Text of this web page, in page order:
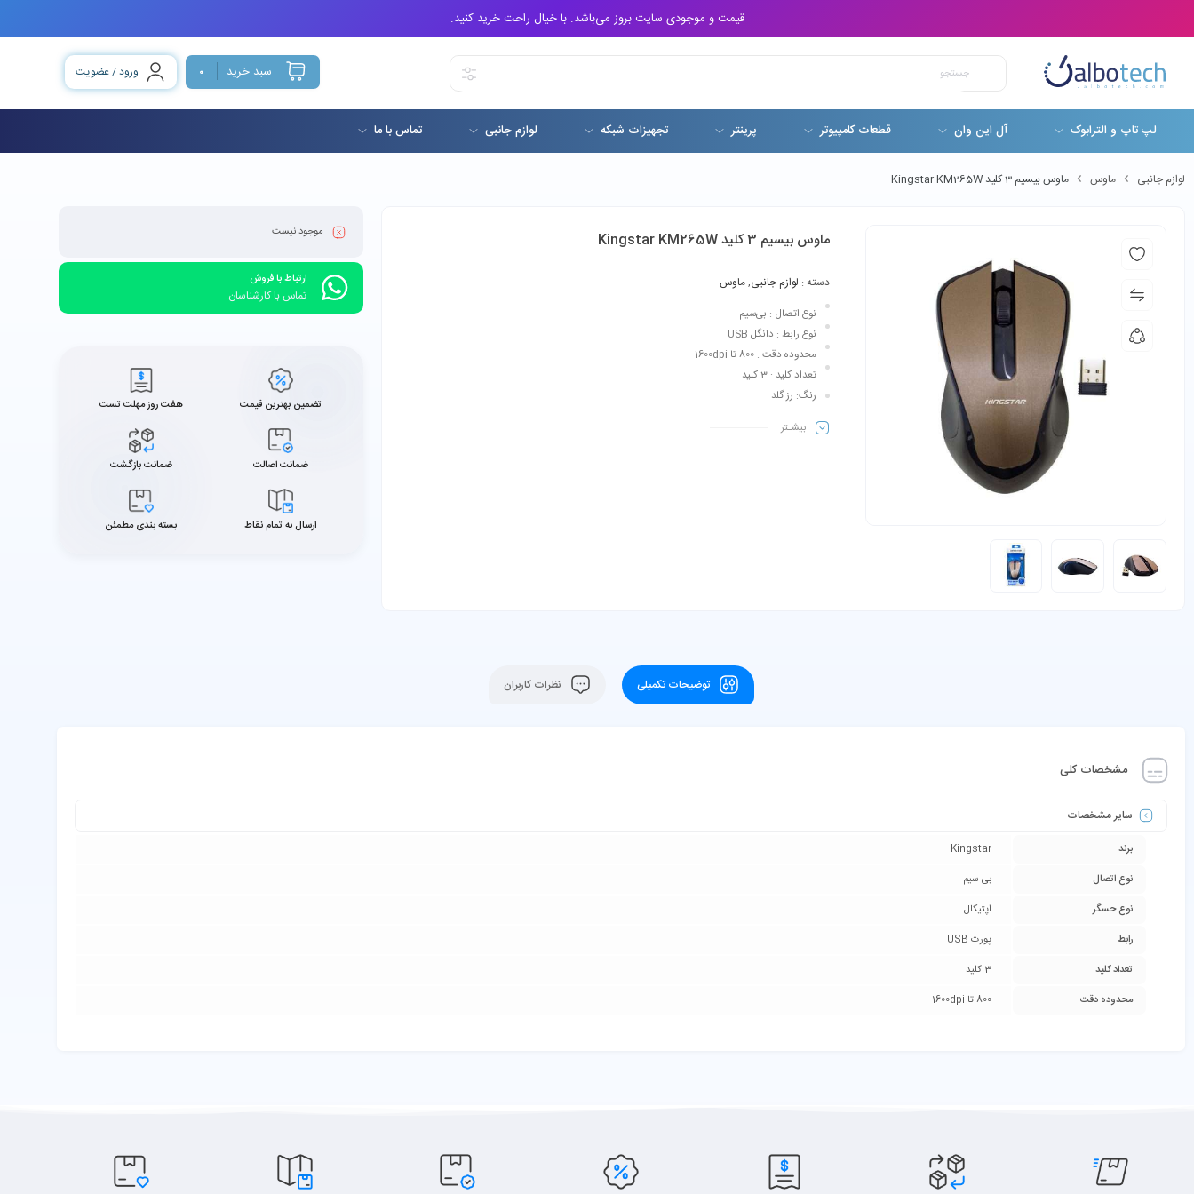
قیمت و موجودی سایت بروز می‌باشد. با خیال راحت خرید کنید.
سبد خرید 0 ورود / عضویت
لپ تاپ و الترابوک آل این وان قطعات کامپیوتر پرینتر تجهیزات شبکه لوازم جانبی تماس با ما
لوازم جانبی ماوس ماوس بیسیم 3 کلید Kingstar KM265W
ماوس بیسیم 3 کلید Kingstar KM265W
دسته : لوازم جانبی,ماوس
نوع اتصال : بی‌سیم
نوع رابط : دانگل USB
محدوده دقت : 800 تا 1600dpi
تعداد کلید : 3 کلید
رنگ: رز گلد
بیشـتر
موجود نیست
ارتباط با فروش
تماس با کارشناسان
تضمین بهترین قیمت هفت روز مهلت تست
ضمانت اصالت ضمانت بازگشت
ارسال به تمام نقاط بسته بندی مطمئن
توضیحات تکمیلی نظرات کاربران
مشخصات کلی
سایر مشخصات
برند
Kingstar
نوع اتصال
بی سیم
نوع حسگر
اپتیکال
رابط
پورت USB
تعداد کلید
3 کلید
محدوده دقت
800 تا 1600dpi